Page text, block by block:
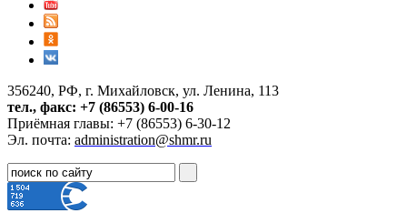
356240, РФ, г. Михайловск, ул. Ленина, 113
тел., факс: +7 (86553) 6-00-16
Приёмная главы: +7 (86553) 6-30-12
Эл. почта: administration@shmr.ru